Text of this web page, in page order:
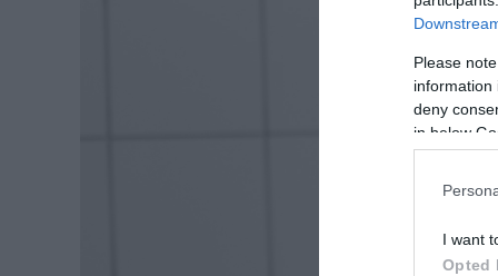
Please
information
deny
in below
I want
Opted